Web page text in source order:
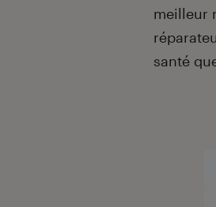
meilleur
santé